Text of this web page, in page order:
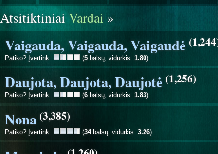
AtsitiktiniaiVardai »
Vaigauda, Vaigauda, Vaigaudė
Patiko? Įvertink: (5 balsų, vidurkis: 1.80)
Daujota, Daujota, Daujotė (1,256)
Patiko? Įvertink: (6 balsų, vidurkis: 1.83)
Nona (3,385)
Patiko? Įvertink: (34balsų, vidurkis: 3.26)